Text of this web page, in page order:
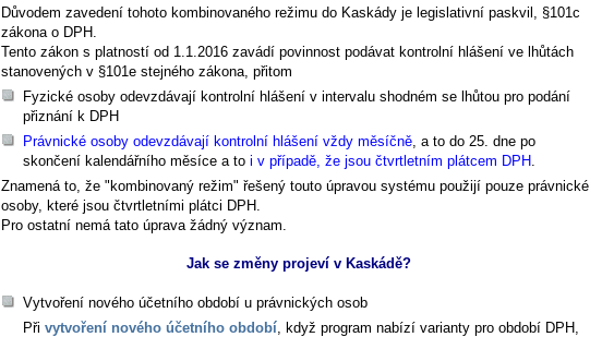
Důvodem zavedení tohoto kombinovaného režimu do Kaskády je legislativní paskvil, §101c
zákona o DPH.
Tento zákon s platností od 1.1.2016 zavádí povinnost podávat kontrolní hlášení ve lhůtách
stanovených v §101e stejného zákona, přitom
Fyzické osoby odevzdávají kontrolní hlášení v intervalu shodném se lhůtou pro podání
přiznání k DPH
Právnické osoby odevzdávají kontrolní hlášení vždy měsíčně , a to do 25. dne po
skončení kalendářního měsíce a to i v případě, že jsou čtvrtletním plátcem DPH
Znamená to, že "kombinovaný režim" řešený touto úpravou systému použijí pouze právnické
osoby, které jsou čtvrtletními plátci DPH.
Pro ostatní nemá tato úprava žádný význam.
Jak se změny projeví v Kaskádě?
Vytvoření nového účetního období u právnických osob
Při vytvoření nového účetního období , když program nabízí varianty pro období DPH,